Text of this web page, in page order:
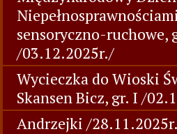
sensoryczno-ruchowe,
/03.12.2025r./
Wycieczka do Wioski
Skansen Bicz, gr. I /
Andrzejki /